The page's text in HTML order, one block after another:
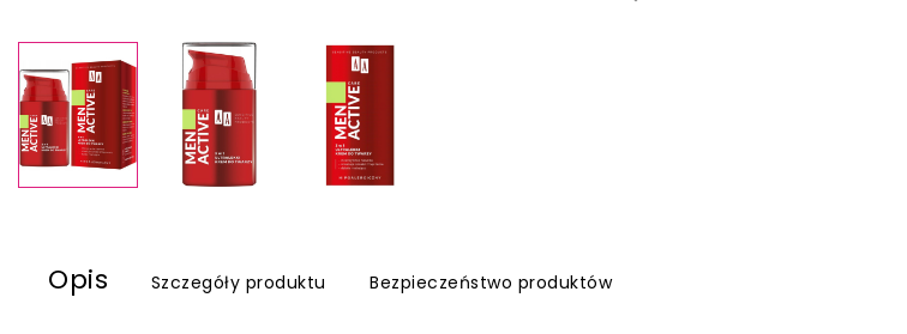
Opis Szczegóły produktu Bezpieczeństwo produktów